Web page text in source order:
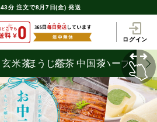
43分 注文で8月7日(金) 発送
ログイン
玄米茶ほうじ茶
紅茶 中国茶ハーブティ